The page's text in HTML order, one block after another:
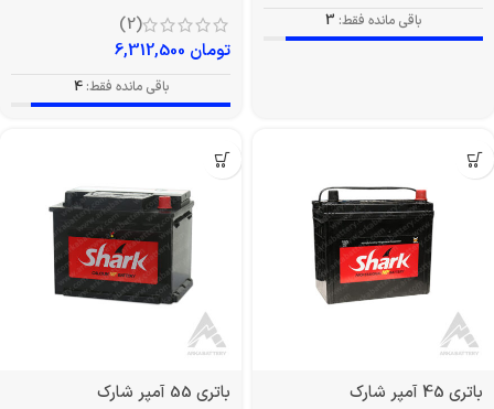
باقی مانده فقط: 3
(2)
تومان
باقی مانده فقط: 4
باتری 45 آمپر شارک
باتری 55 آمپر شارک